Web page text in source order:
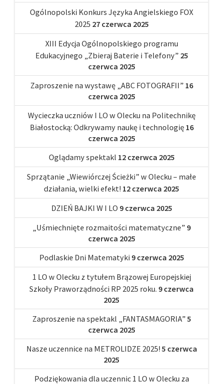
Ogólnopolski Konkurs Języka Angielskiego FOX
2025 27 czerwca 2025
XIII Edycja Ogólnopolskiego programu
Edukacyjnego „Zbieraj Baterie i Telefony” 25
czerwca 2025
Zaproszenie na wystawę „ABC FOTOGRAFII” 16
czerwca 2025
Wycieczka uczniów I LO w Olecku na Politechnikę
Białostocką: Odkrywamy naukę i technologię 16
czerwca 2025
Oglądamy spektakl 12 czerwca 2025
Sprzątanie „Wiewiórczej Ścieżki” w Olecku – małe
działania, wielki efekt! 12 czerwca 2025
DZIEŃ BAJKI W I LO 9 czerwca 2025
„Uśmiechnięte rozmaitości matematyczne” 9
czerwca 2025
Podlaskie Dni Matematyki 9 czerwca 2025
1 LO w Olecku z tytułem Brązowej Europejskiej
Szkoły Praworządności RP 2025 roku. 9 czerwca
2025
Zaproszenie na spektakl „FANTASMAGORIA” 5
czerwca 2025
Nasze uczennice na METROLIDZE 2025! 5 czerwca
2025
Podziękowania dla uczennic 1 LO w Olecku za